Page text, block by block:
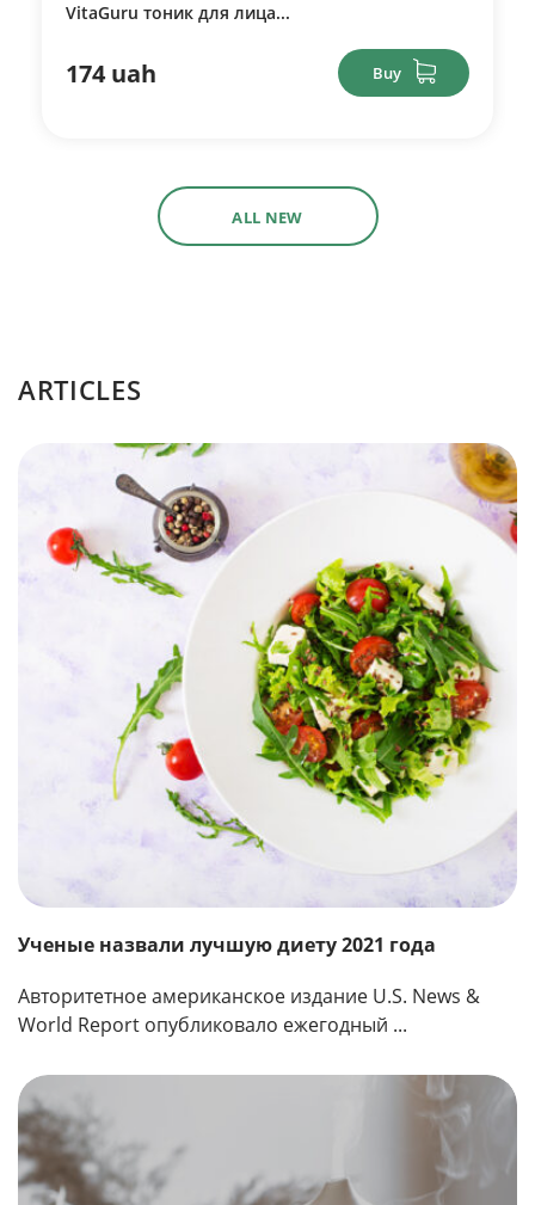
VitaGuru тоник для лица...
174 uah Buy
ALL NEW
ARTICLES
Ученые назвали лучшую диету 2021 года
Авторитетное американское издание U.S. News &
World Report опубликовало ежегодный ...